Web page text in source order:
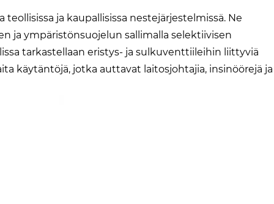
ja kaupallisissa nestejärjestelmissä. Ne
ja ympäristönsuojelun sallimalla selektiivisen
tarkastellaan eristys- ja sulkuventtiileihin liittyviä
käytäntöjä, jotka auttavat laitosjohtajia, insinöörejä ja